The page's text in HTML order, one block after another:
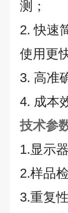
测；
2. 快速
使用更
3. 高准
4. 成本
技术参
1.显示
2.样品
3.重复